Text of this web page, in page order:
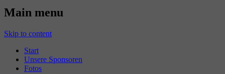
Main menu
Skip to content
Start
Unsere Sponsoren
Fotos